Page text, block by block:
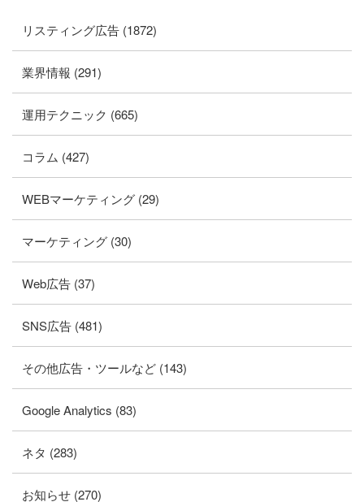
リスティング広告 (1872)
業界情報 (291)
運用テクニック (665)
コラム (427)
WEBマーケティング (29)
マーケティング (30)
Web広告 (37)
SNS広告 (481)
その他広告・ツールなど (143)
Google Analytics (83)
ネタ (283)
お知らせ (270)